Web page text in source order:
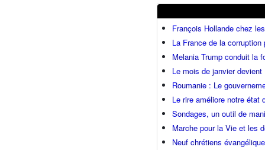
François Hollande chez
La France de la
Melania Trump conduit la
Le mois de janvier
Roumanie : Le
Le rire améliore notre état
Sondages, un outil de
Marche pour la Vie et les
Neuf chrétiens